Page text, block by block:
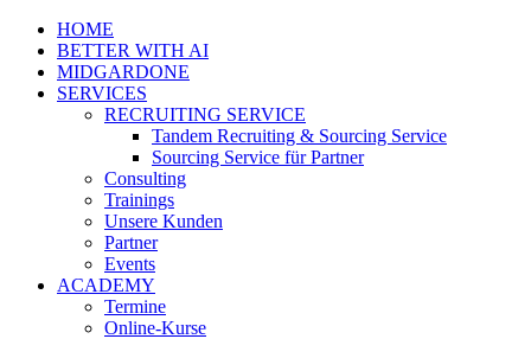
HOME
BETTER WITH AI
MIDGARDONE
SERVICES
RECRUITING SERVICE
Tandem Recruiting & Sourcing Service
Sourcing Service für Partner
Consulting
Trainings
Unsere Kunden
Partner
Events
ACADEMY
Termine
Online-Kurse